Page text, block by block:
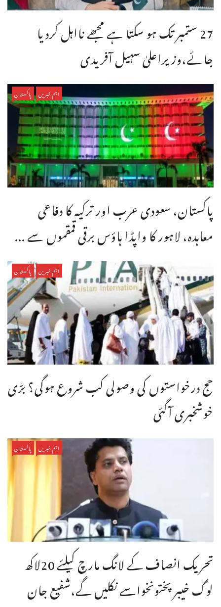
27 ستمبر تک ہو سکتا ہے مجھے نااہل کردیا
جائے،وزیراعلیٰ سہیل آفریدی
اہم خبریں پاکستان
پاکستان، سعودی عرب اور ترکیہ کا دفاعی
معاہدہ، لاہور کا واپڈا ہاؤس برقی قمقموں سے ...
اہم خبریں پاکستان
حج درخواستوں کی وصولی کب شروع ہوگی؟ بڑی
خوشخبری آگئی
اہم خبریں پاکستان
تحریک انصاف کے لانگ مارچ کیلئے 20لاکھ
لوگ خیبر پختونخواسے نکلیں گے،شفیع جان